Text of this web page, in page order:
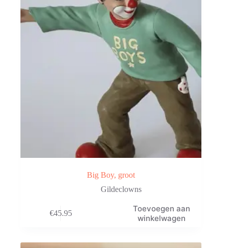
Big Boy, groot
Gildeclowns
€45.95
Toevoegen aan
winkelwagen